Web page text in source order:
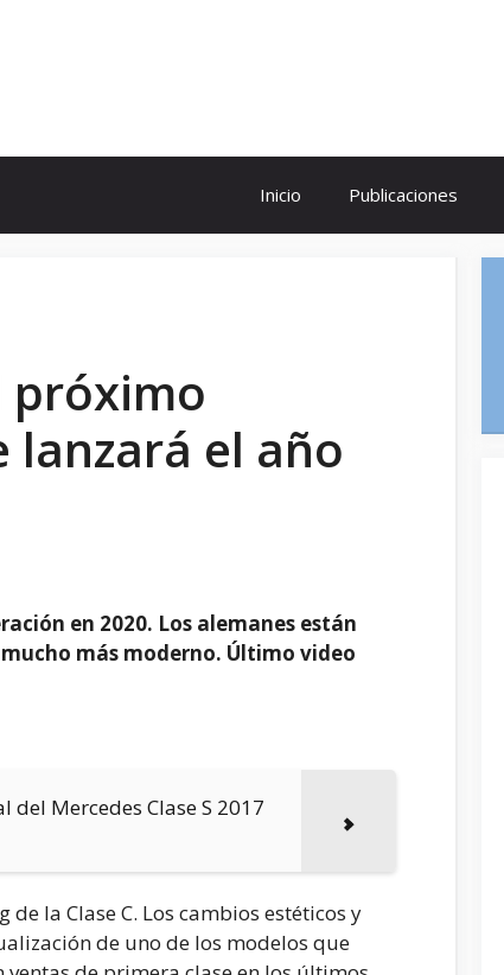
Inicio Publicaciones
próximo
lanzará el año
en 2020. Los alemanes están
más moderno. Último video
del Mercedes Clase S 2017
la Clase C. Los cambios estéticos y
de uno de los modelos que